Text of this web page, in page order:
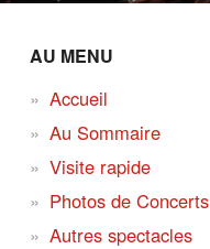
AU MENU
Accueil
Au Sommaire
Visite rapide
Photos de Concerts
Autres spectacles